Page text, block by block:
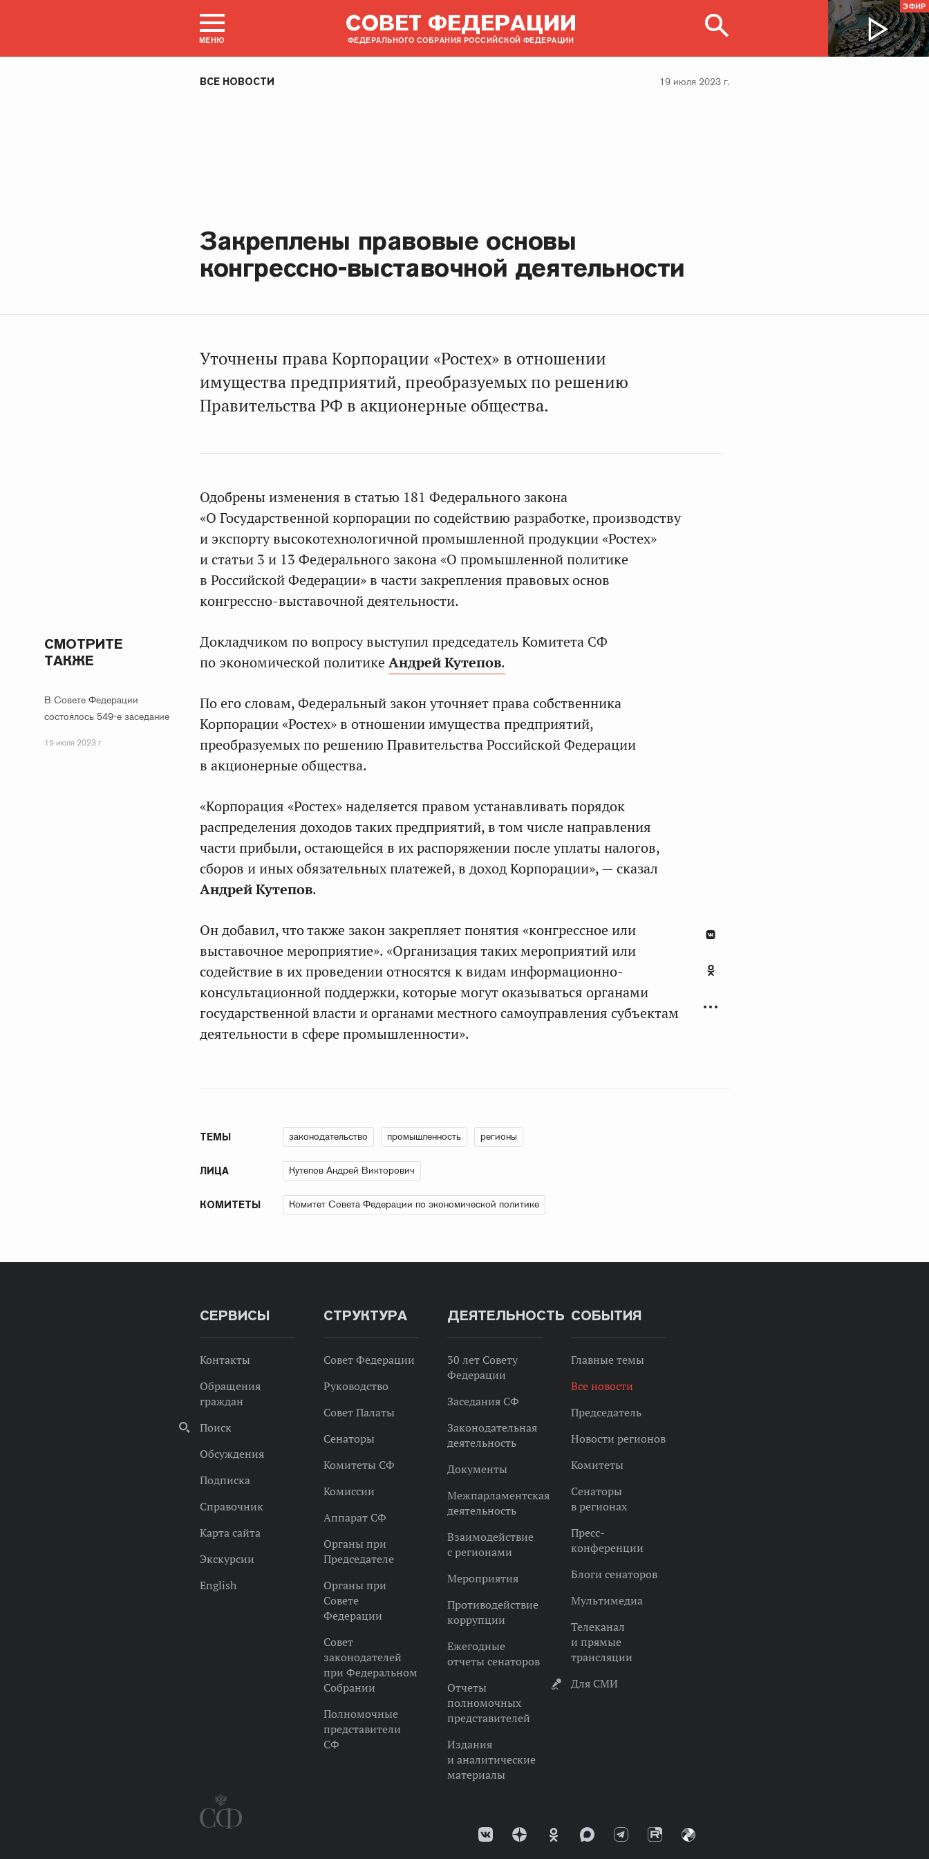
МЕНЮ
СОВЕТ ФЕДЕРАЦИИ
ФЕДЕРАЛЬНОГО СОБРАНИЯ РОССИЙСКОЙ ФЕДЕРАЦИИ
ЭФИР
ВСЕ НОВОСТИ
Закреплены правовые основы
конгрессно-выставочной деятельности
19 июля 2023 г.
Уточнены права Корпорации «Ростех» в отношении
имущества предприятий, преобразуемых по решению
Правительства РФ в акционерные общества.
Одобрены изменения в статью 181 Федерального закона
«О Государственной корпорации по содействию разработке, производству
и экспорту высокотехнологичной промышленной продукции «Ростех»
и статьи 3 и 13 Федерального закона «О промышленной политике
в Российской Федерации» в части закрепления правовых основ
конгрессно-выставочной деятельности.
СМОТРИТЕ
ТАКЖЕ
В Совете Федерации
состоялось 549-е заседание
19 июля 2023 г.
Докладчиком по вопросу выступил председатель Комитета СФ
по экономической политике Андрей Кутепов.
По его словам, Федеральный закон уточняет права собственника
Корпорации «Ростех» в отношении имущества предприятий,
преобразуемых по решению Правительства Российской Федерации
в акционерные общества.
«Корпорация «Ростех» наделяется правом устанавливать порядок
распределения доходов таких предприятий, в том числе направления
части прибыли, остающейся в их распоряжении после уплаты налогов,
сборов и иных обязательных платежей, в доход Корпорации», — сказал
Андрей Кутепов.
Он добавил, что также закон закрепляет понятия «конгрессное или
выставочное мероприятие». «Организация таких мероприятий или
содействие в их проведении относятся к видам информационно-
консультационной поддержки, которые могут оказываться органами
государственной власти и органами местного самоуправления субъектам
деятельности в сфере промышленности».
ТЕМЫ законодательство промышленность регионы
ЛИЦА Кутепов Андрей Викторович
КОМИТЕТЫ Комитет Совета Федерации по экономической политике
СЕРВИСЫ
Контакты
Обращения
граждан
Поиск
Обсуждения
Подписка
Справочник
Карта сайта
Экскурсии
English
СТРУКТУРА
Совет Федерации
Руководство
Совет Палаты
Сенаторы
Комитеты СФ
Комиссии
Аппарат СФ
Органы при
Председателе
Органы при
Совете
Федерации
Совет
законодателей
при Федеральном
Собрании
Полномочные
представители
СФ
ДЕЯТЕЛЬНОСТЬ
30 лет Совету
Федерации
Заседания СФ
Законодательная
деятельность
Документы
Межпарламентская
деятельность
Взаимодействие
с регионами
Мероприятия
Противодействие
коррупции
Ежегодные
отчеты сенаторов
Отчеты
полномочных
представителей
Издания
и аналитические
материалы
СОБЫТИЯ
Главные темы
Все новости
Председатель
Новости регионов
Комитеты
Сенаторы
в регионах
Пресс-
конференции
Блоги сенаторов
Мультимедиа
Телеканал
и прямые
трансляции
Для СМИ